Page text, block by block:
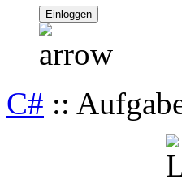
C# ::